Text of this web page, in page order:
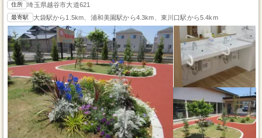
住所 埼玉県越谷市大道621
最寄駅 大袋駅から1.5km、浦和美園駅から4.3km、東川口駅から5.4km